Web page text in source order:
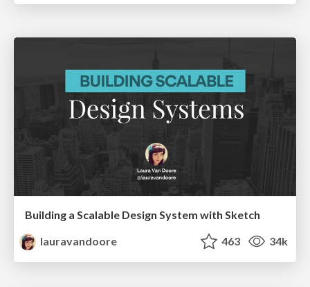
Building a Scalable Design System with Sketch
lauravandoore
463 34k